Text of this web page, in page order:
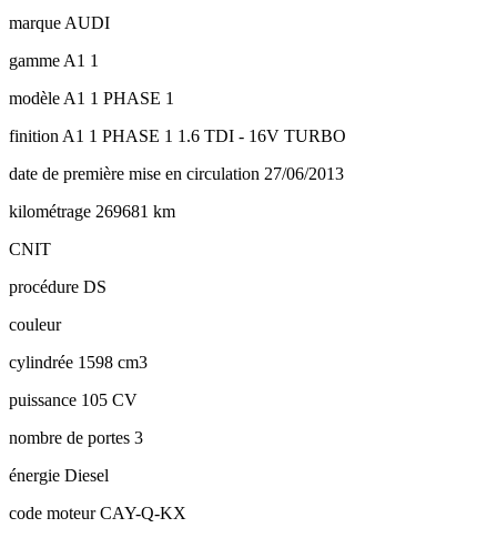
marque AUDI
gamme A1 1
modèle A1 1 PHASE 1
finition A1 1 PHASE 1 1.6 TDI - 16V TURBO
date de première mise en circulation 27/06/2013
kilométrage 269681 km
CNIT
procédure DS
couleur
cylindrée 1598 cm3
puissance 105 CV
nombre de portes 3
énergie Diesel
code moteurCAY-Q-KX